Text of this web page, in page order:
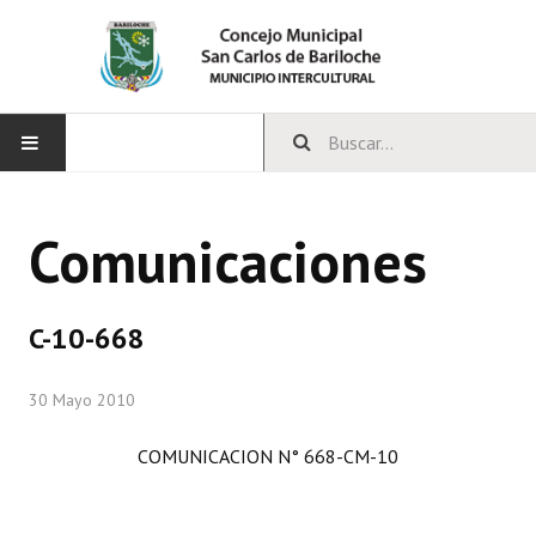
CONCEJO
Comisiones Permanentes
Comisiones Especiales
Comunicaciones
C-10-668
30 Mayo 2010
COMUNICACION N° 668-CM-10